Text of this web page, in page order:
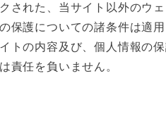
された、当サイト以外のウ
保護についての諸条件は適用
トの内容及び、個人情報の
責任を負いません。